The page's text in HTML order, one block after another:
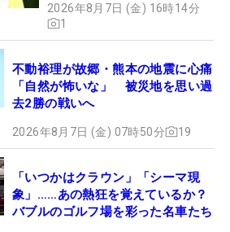
2026年8月7日 (金) 16時14分
1
不動裕理が故郷・熊本の地震に心痛
「自然が怖いな」 被災地を思い過
去2勝の戦いへ
2026年8月7日 (金) 07時50分 19
「いつかはクラウン」「シーマ現
象」……あの熱狂を覚えているか？
バブルのゴルフ場を彩った名車たち